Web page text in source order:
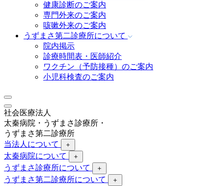
健康診断のご案内
専門外来のご案内
咳嗽外来のご案内
うずまさ第二診療所について
院内掲示
診療時間表・医師紹介
ワクチン（予防接種）のご案内
小児科検査のご案内
社会医療法人
太秦病院 ・ うずまさ診療所 ・
うずまさ第二診療所
当法人について
＋
太秦病院について ＋
うずまさ診療所について ＋
うずまさ第二診療所について ＋